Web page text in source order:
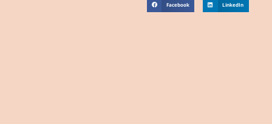
Facebook LinkedIn